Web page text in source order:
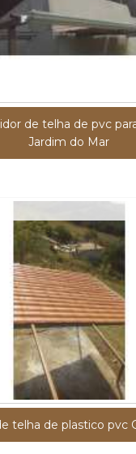
de telha de pvc
Jardim do Mar
telha de plastico pvc